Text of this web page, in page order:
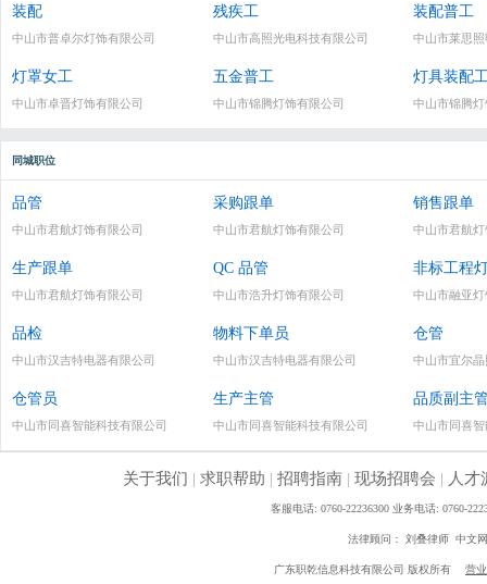
装配
中山市普卓尔灯饰有限公司
残疾工
中山市高照光电科技有限公司
装配普工
中山市莱思
灯罩女工
中山市卓晋灯饰有限公司
五金普工
中山市锦腾灯饰有限公司
灯具装配
中山市锦腾
同城职位
品管
中山市君航灯饰有限公司
采购跟单
中山市君航灯饰有限公司
销售跟单
中山市君航
生产跟单
中山市君航灯饰有限公司
QC 品管
中山市浩升灯饰有限公司
非标工程
中山市融亚
品检
中山市汉吉特电器有限公司
物料下单员
中山市汉吉特电器有限公司
仓管
中山市宜尔
仓管员
中山市同喜智能科技有限公司
生产主管
中山市同喜智能科技有限公司
品质副主
中山市同喜
关于我们 | 求职帮助 | 招聘指南| 现场招聘会 | 人才
客服电话: 0760-22236300 业务电话: 0760-
法律顾问： 刘叠律师 中文
广东职乾信息科技有限公司 版权所有 营